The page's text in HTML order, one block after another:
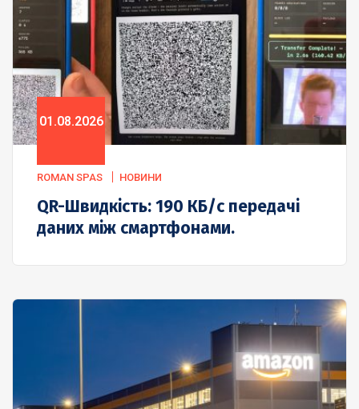
01.08.2026
ROMAN SPAS НОВИНИ
QR-Швидкість: 190 КБ/с передачі
даних між смартфонами.